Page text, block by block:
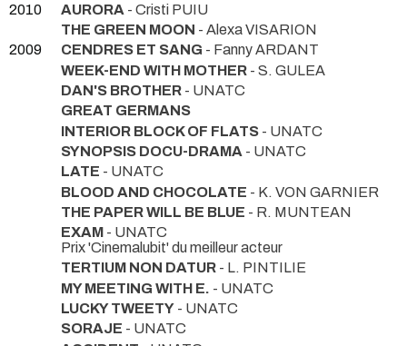
2010
AURORA - Cristi PUIU
THE GREEN MOON - Alexa VISARION
2009
CENDRES ET SANG - Fanny ARDANT
WEEK-END WITH MOTHER - S. GULEA
DAN'S BROTHER - UNATC
GREAT GERMANS
INTERIOR BLOCK OF FLATS - UNATC
SYNOPSIS DOCU-DRAMA - UNATC
LATE - UNATC
BLOOD AND CHOCOLATE - K. VON GARNIER
THE PAPER WILL BE BLUE - R. MUNTEAN
EXAM - UNATC
Prix 'Cinemalubit' du meilleur acteur
TERTIUM NON DATUR - L. PINTILIE
MY MEETING WITH E. - UNATC
LUCKY TWEETY - UNATC
SORAJE - UNATC